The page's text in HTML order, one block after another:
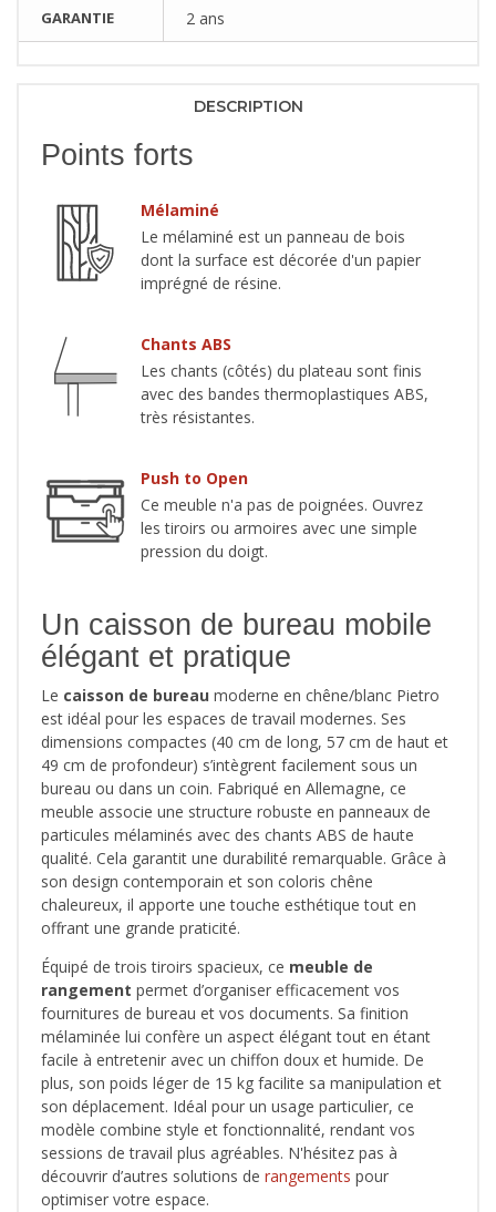
GARANTIE 2 ans
DESCRIPTION
Points forts
Mélaminé
Le mélaminé est un panneau de bois
dont la surface est décorée d'un papier
imprégné de résine.
Chants ABS
Les chants (côtés) du plateau sont finis
avec des bandes thermoplastiques ABS,
très résistantes.
Push to Open
Ce meuble n'a pas de poignées. Ouvrez
les tiroirs ou armoires avec une simple
pression du doigt.
Un caisson de bureau mobile
élégant et pratique
Le caisson de bureau moderne en chêne/blanc Pietro
est idéal pour les espaces de travail modernes. Ses
dimensions compactes (40 cm de long, 57 cm de haut et
49 cm de profondeur) s’intègrent facilement sous un
bureau ou dans un coin. Fabriqué en Allemagne, ce
meuble associe une structure robuste en panneaux de
particules mélaminés avec des chants ABS de haute
qualité. Cela garantit une durabilité remarquable. Grâce à
son design contemporain et son coloris chêne
chaleureux, il apporte une touche esthétique tout en
offrant une grande praticité.
Équipé de trois tiroirs spacieux, ce meuble de
rangement permet d’organiser efficacement vos
fournitures de bureau et vos documents. Sa finition
mélaminée lui confère un aspect élégant tout en étant
facile à entretenir avec un chiffon doux et humide. De
plus, son poids léger de 15 kg facilite sa manipulation et
son déplacement. Idéal pour un usage particulier, ce
modèle combine style et fonctionnalité, rendant vos
sessions de travail plus agréables. N'hésitez pas à
découvrir d’autres solutions de rangements pour
optimiser votre espace.